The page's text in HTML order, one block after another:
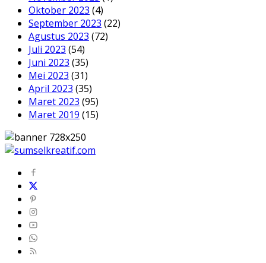
Oktober 2023 (4)
September 2023 (22)
Agustus 2023 (72)
Juli 2023 (54)
Juni 2023 (35)
Mei 2023 (31)
April 2023 (35)
Maret 2023 (95)
Maret 2019 (15)